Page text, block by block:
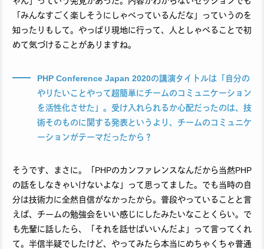
「みんなすごく楽しそうにしゃべっているんだな」っていうのを
知ったりもして。やっぱり現地に行って、人としゃべることで初
めて気づけることがありますね。
PHP Conference Japan 2020の講演タイトルは「自分の
やりたいことやって超簡単にチームのコミュニケーション
を活性化させた」。受け入れられるか心配だったのは、技
術そのものに関する発表というより、チームのコミュニケ
ーションがテーマだったから？
そうです、まさに。「PHPのカンファレンスなんだから当然PHP
の話をしなきゃいけないよな」って思ってました。でも当時の自
分は技術力に全然自信がなかったから。普段やっていることと言
えば、チームの勉強会をいい感じにしたみたいなことくらい。で
も先輩に話したら、「それを話せばいいんだよ」って言ってくれ
て。半信半疑でしたけど、やってみたら本当にめちゃくちゃ普通